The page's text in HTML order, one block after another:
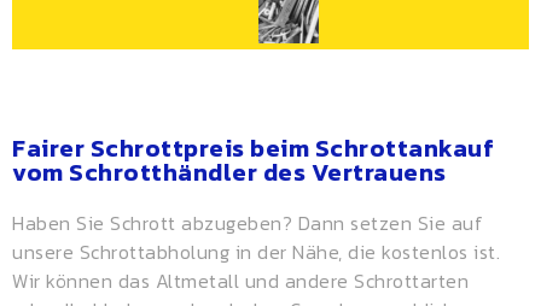
Fairer Schrottpreis beim Schrottankauf
vom Schrotthändler des Vertrauens
Haben Sie Schrott abzugeben? Dann setzen Sie auf
unsere Schrottabholung in der Nähe, die kostenlos ist.
Wir können das Altmetall und andere Schrottarten